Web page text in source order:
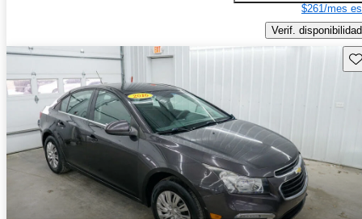
$261/mes
Verif. disponibilidad